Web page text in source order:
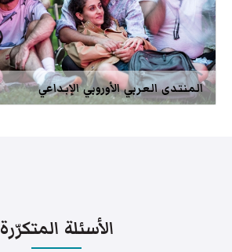
المنتدى العربي الأوروبي الإبداعي
الأسئلة المتكرّرة